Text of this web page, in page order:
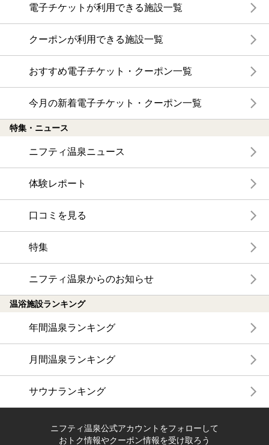
電子チケットが利用できる施設一覧
クーポンが利用できる施設一覧
おすすめ電子チケット・クーポン一覧
今月の新着電子チケット・クーポン一覧
特集・ニュース
ニフティ温泉ニュース
体験レポート
口コミを見る
特集
ニフティ温泉からのお知らせ
温浴施設ランキング
年間温泉ランキング
月間温泉ランキング
サウナランキング
ニフティ温泉公式アカウントをフォローして
おトク情報やクーポン情報を受け取ろう